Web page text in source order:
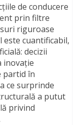
de conducere
prin filtre
riguroase
este cuantificabil,
decizii
inovație
partid în
ce surprinde
a putut
privind